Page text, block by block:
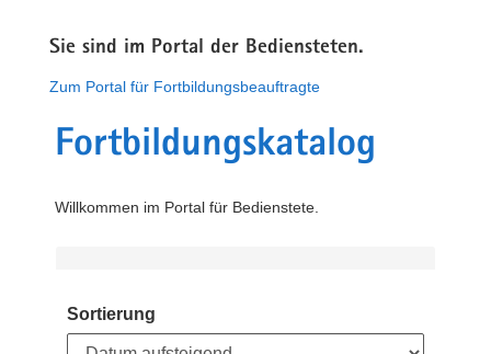
Sie sind im Portal der Bediensteten.
Zum Portal für Fortbildungsbeauftragte
Fortbildungskatalog
Willkommen im Portal für Bedienstete.
Sortierung